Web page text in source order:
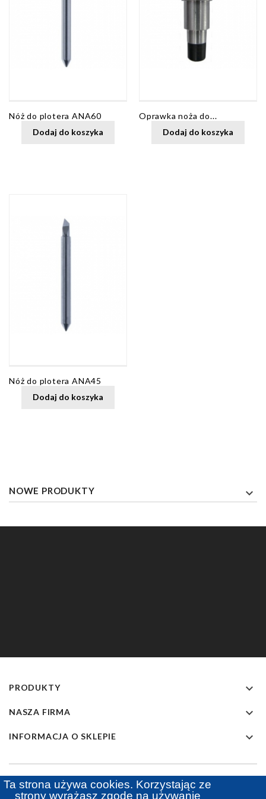
Nóż do plotera ANA60
Dodaj do koszyka
Oprawka noża do...
Dodaj do koszyka
Nóż do plotera ANA45
Dodaj do koszyka
NOWE PRODUKTY 
PRODUKTY 
NASZA FIRMA 
INFORMACJA O SKLEPIE 
Ta strona używa cookies. Korzystając ze
strony wyrażasz zgodę na używanie